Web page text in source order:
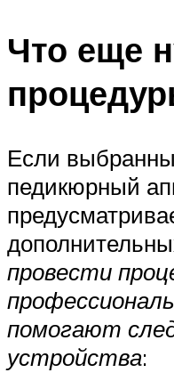
Что еще
Если
педикюрный
провести
помогают
устройства: